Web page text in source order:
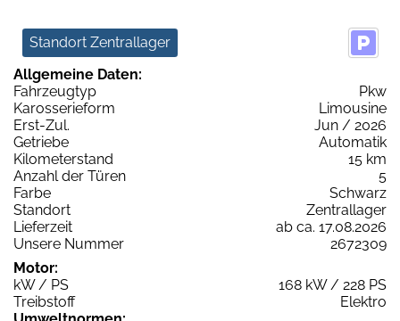
Standort Zentrallager
Allgemeine Daten:
Fahrzeugtyp
Pkw
Karosserieform
Limousine
Erst-Zul.
Jun / 2026
Getriebe
Automatik
Kilometerstand
15 km
Anzahl der Türen
5
Farbe
Schwarz
Standort
Zentrallager
Lieferzeit
ab ca. 17.08.2026
Unsere Nummer
2672309
Motor:
kW / PS
168 kW / 228 PS
Treibstoff
Elektro